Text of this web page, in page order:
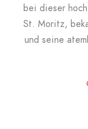
bei dieser
St. Moritz,
und seine